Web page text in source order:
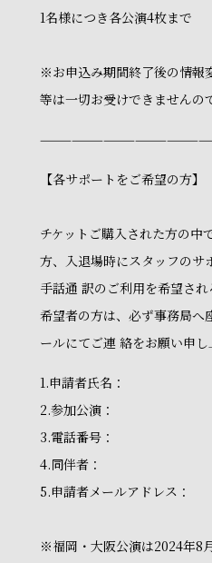
1名様につき各公演4枚まで
※お申込み期間終了後の情報
等は一切お受けできませんの
【各サポートをご希望の方】
チケットご購入された方の中
方、入退場時にスタッフのサ
手話通 訳のご利用を希望さ
希望者の方は、必ず事務局へ
ールにてご連 絡をお願い申し
1.申請者氏名：
2.参加公演：
3.電話番号：
4.同伴者：
5.申請者メールアドレス：
※福岡・大阪公演は2024年8